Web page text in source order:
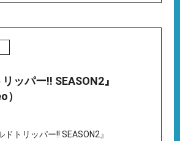
ッパー!! SEASON2』
）
トリッパー!! SEASON2』